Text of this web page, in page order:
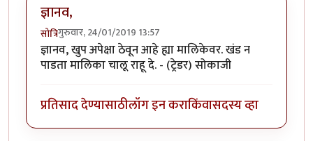
ज्ञानव,
सोत्रिगुरुवार, 24/01/2019 13:57
ज्ञानव, खुप अपेक्षा ठेवून आहे ह्या मालिकेवर. खंड न
पाडता मालिका चालू राहू दे. - (ट्रेडर) सोकाजी
प्रतिसाद देण्यासाठीलॉग इन कराकिंवासदस्य व्हा